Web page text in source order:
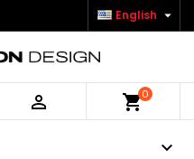
English 
 shopping_cart0